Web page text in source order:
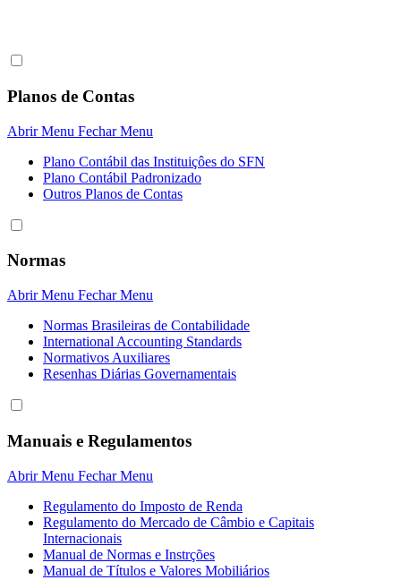
Planos de Contas
Abrir Menu Fechar Menu
Plano Contábil das Instituiçôes do SFN
Plano Contábil Padronizado
Outros Planos de Contas
Normas
Abrir Menu Fechar Menu
Normas Brasileiras de Contabilidade
International Accounting Standards
Normativos Auxiliares
Resenhas Diárias Governamentais
Manuais e Regulamentos
Abrir Menu Fechar Menu
Regulamento do Imposto de Renda
Regulamento do Mercado de Câmbio e Capitais
Internacionais
Manual de Normas e Instrções
Manual de Títulos e Valores Mobiliários